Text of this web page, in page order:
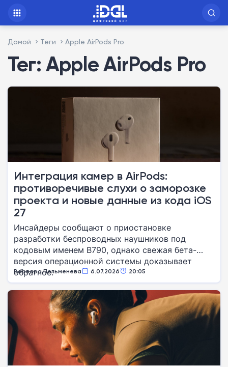
Домой Теги Apple AirPods Pro
Тег: Apple AirPods Pro
Интеграция камер в AirPods:
противоречивые слухи о заморозке
проекта и новые данные из кода iOS
27
Инсайдеры сообщают о приостановке
разработки беспроводных наушников под
кодовым именем B790, однако свежая бета-
версия операционной системы доказывает
обратное.
Варвара Пельменева 6.07.2026 20:05